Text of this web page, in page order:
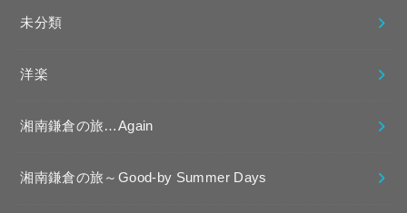
未分類
洋楽
湘南鎌倉の旅…Again
湘南鎌倉の旅～Good-by Summer Days